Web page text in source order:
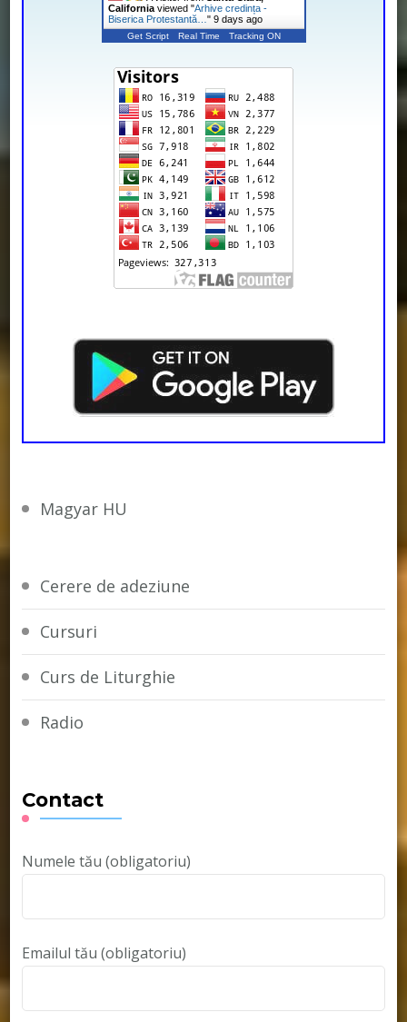
Californiaviewed "Arhive credința -
Biserica Protestantă… " 9 days ago
Get Script Real Time Tracking ON
Magyar HU
Cerere de adeziune
Cursuri
Curs de Liturghie
Radio
Contact
Numele tău (obligatoriu)
Emailul tău (obligatoriu)